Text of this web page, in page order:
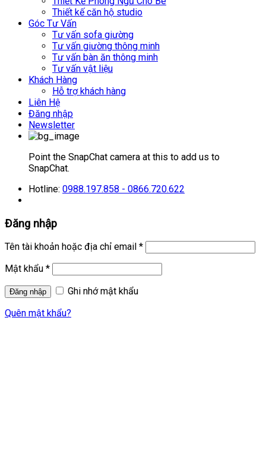
Thiết kế căn hộ studio
Góc Tư Vấn
Tư vấn sofa giường
Tư vấn giường thông minh
Tư vấn bàn ăn thông minh
Tư vấn vật liệu
Khách Hàng
Hỗ trợ khách hàng
Liên Hệ
Đăng nhập
Newsletter
Point the SnapChat camera at this to add us to
SnapChat.
Hotline: 0988.197.858 - 0866.720.622
Đăng nhập
Tên tài khoản hoặc địa chỉ email *
Mật khẩu *
Ghi nhớ mật khẩu
Quên mật khẩu?